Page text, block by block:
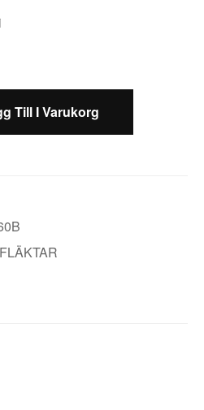
Till I Varukorg